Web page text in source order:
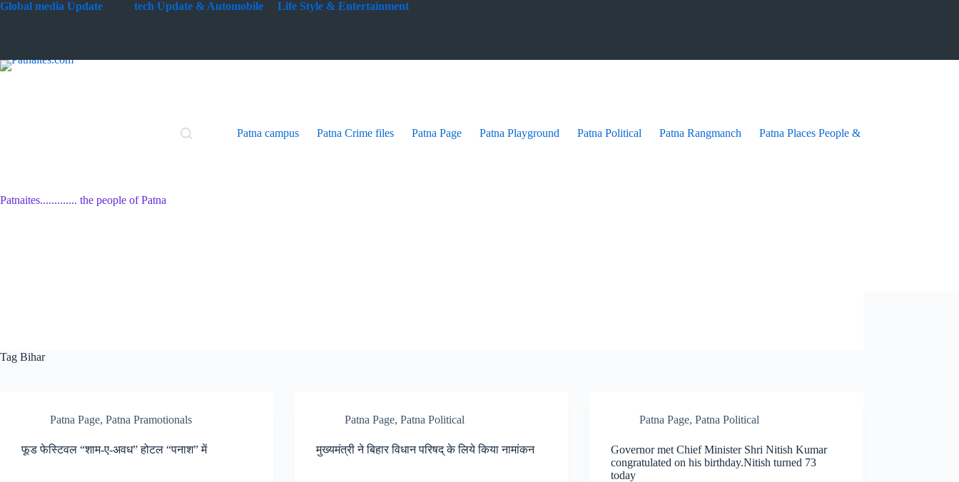
Skip
Global media Update tech Update & Automobile Life Style & Entertainment
Patnaites............. the people of Patna
Patna campus Patna Crime files Patna Page Patna Playground Patna Political Patna Rangmanch Patna Places People & festives
Tag Bihar
Patna Page, Patna Pramotionals
फूड फेस्टिवल “शाम-ए-अवध” होटल “पनाश” में
Patna Page,Patna Political
मुख्यमंत्री ने बिहार विधान परिषद् के लिये किया नामांकन
Patna Page,Patna Political
Governor met Chief Minister Shri Nitish Kumar
congratulated on his birthday.Nitish turned 73
today